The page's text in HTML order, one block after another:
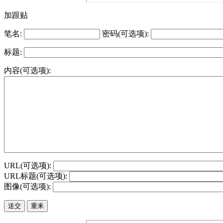
加跟贴
笔名: 密码(可选项):
标题:
内容(可选项):
URL(可选项):
URL标题(可选项):
图像(可选项):